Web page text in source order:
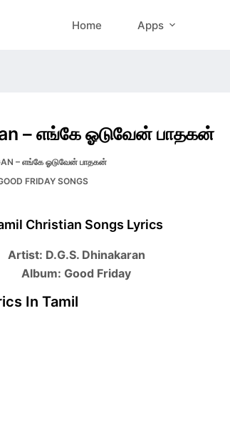
Home Apps
– எங்கே ஓடுவேன் பாதகன்
– எங்கே ஓடுவேன் பாதகன்
FRIDAY SONGS
Christian Songs Lyrics
Artist: D.G.S. Dhinakaran
Album: Good Friday
In Tamil